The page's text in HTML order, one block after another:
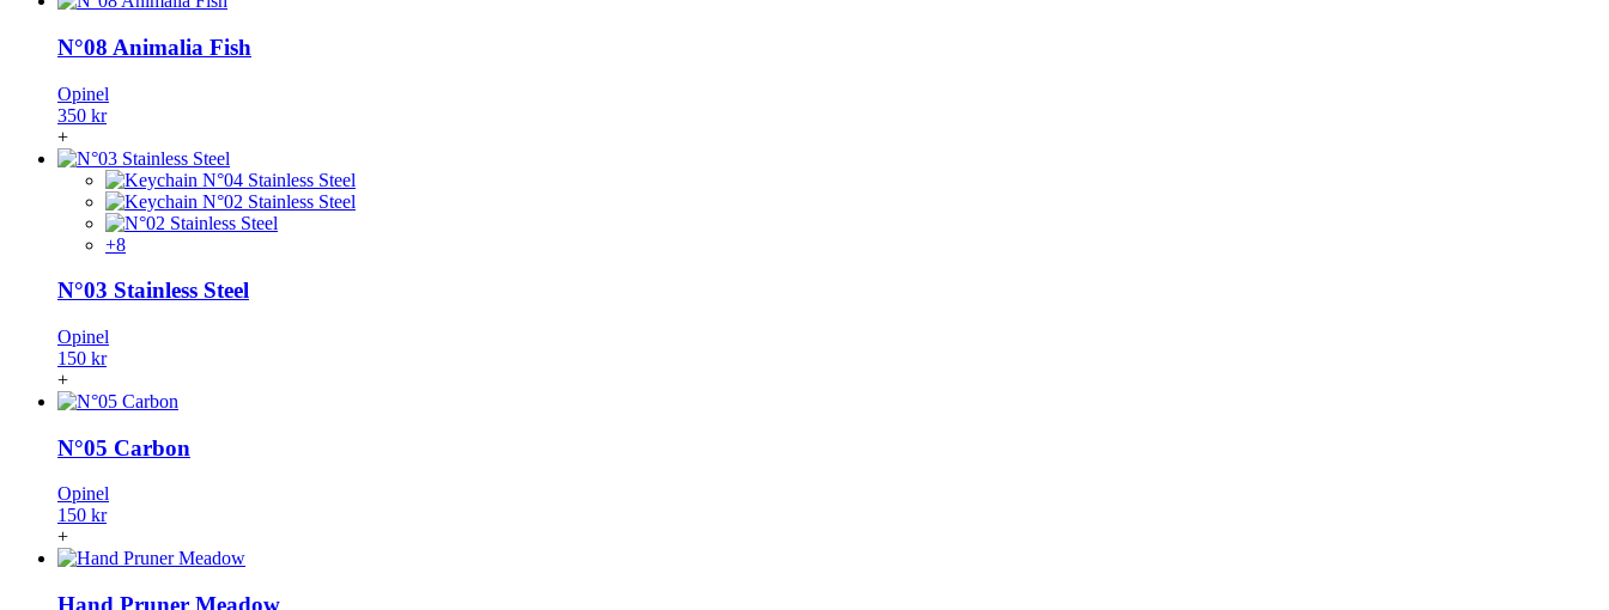
N°08 Animalia Fish
Opinel
350 kr
+
+8
N°03 Stainless Steel
Opinel
150 kr
+
N°05 Carbon
Opinel
150 kr
+
Hand Pruner Meadow